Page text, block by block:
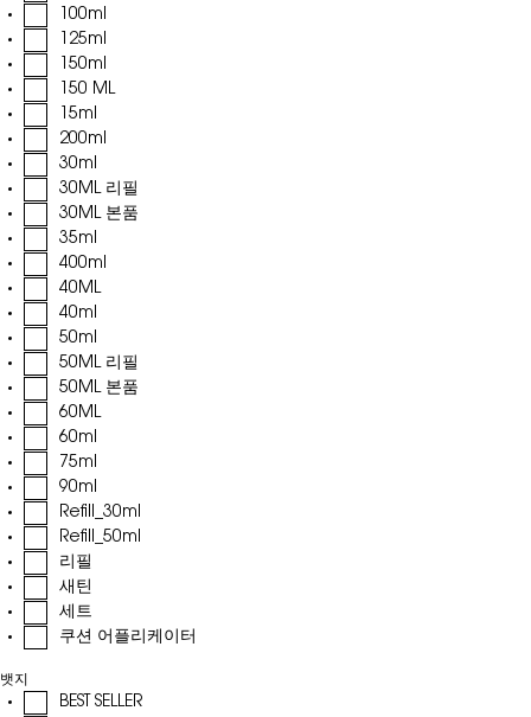
100ml
125ml
150ml
150 ML
15ml
200ml
30ml
30ML 리필
30ML 본품
35ml
400ml
40ML
40ml
50ml
50ML 리필
50ML 본품
60ML
60ml
75ml
90ml
Refill_30ml
Refill_50ml
리필
새틴
세트
쿠션 어플리케이터
뱃지
BEST SELLER